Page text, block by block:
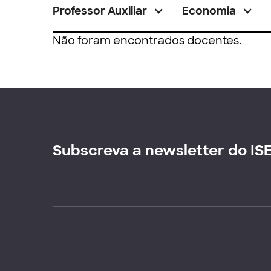
Professor Auxiliar Economia
Não foram encontrados docentes.
Subscreva a newsletter do